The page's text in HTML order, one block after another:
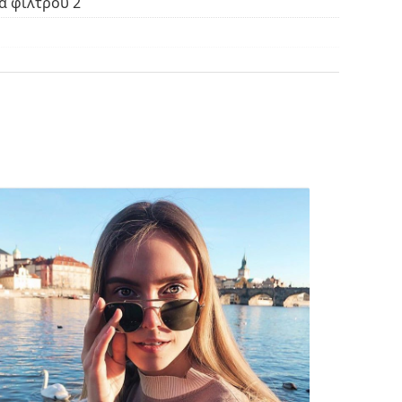
περισσότερα μοντέλα από δημοφιλείς